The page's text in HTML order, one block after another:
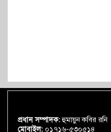
প্রধান সম্পাদক:হুমায়ুন কবির রনি
মোবাইল: ০১৭১৬-৫৩০৫১৪